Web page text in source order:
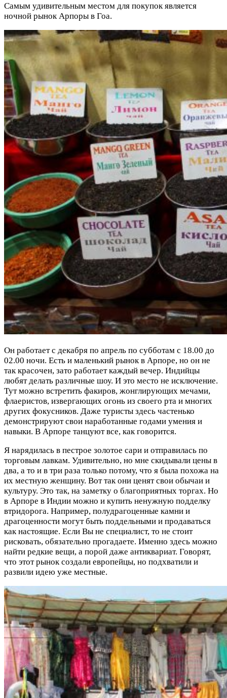
Самым удивительным местом для покупок является
ночной рынок Арпоры в Гоа.
Он работает с декабря по апрель по субботам с 18.00 до
02.00 ночи. Есть и маленький рынок в Арпоре, но он не
так красочен, зато работает каждый вечер. Индийцы
любят делать различные шоу. И это место не исключение.
Тут можно встретить факиров, жонглирующих мечами,
флаеристов, извергающих огонь из своего рта и многих
других фокусников. Даже туристы здесь частенько
демонстрируют свои наработанные годами умения и
навыки. В Арпоре танцуют все, как говорится.
Я нарядилась в пестрое золотое сари и отправилась по
торговым лавкам. Удивительно, но мне скидывали цены в
два, а то и в три раза только потому, что я была похожа на
их местную женщину. Вот так они ценят свои обычаи и
культуру. Это так, на заметку о благоприятных торгах. Но
в Арпоре в Индии можно и купить ненужную подделку
втридорога. Например, полудрагоценные камни и
драгоценности могут быть поддельными и продаваться
как настоящие. Если Вы не специалист, то не стоит
рисковать, обязательно прогадаете. Именно здесь можно
найти редкие вещи, а порой даже антиквариат. Говорят,
что этот рынок создали европейцы, но подхватили и
развили идею уже местные.